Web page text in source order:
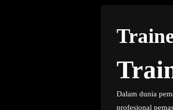
Dalam dunia
profesional